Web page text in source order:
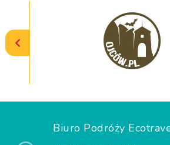
Biuro Podróży